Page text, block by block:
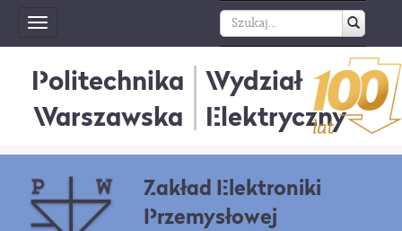
Toggle
navigation
Politechnika
Warszawska
Wydział
Elektryczny
Zakład Elektroniki
Przemysłowej